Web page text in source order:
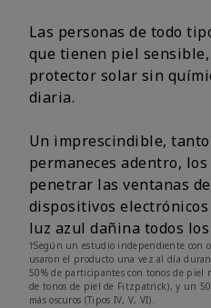
Las personas de todo
que tienen piel
protector solar sin
diaria.
Un imprescindible,
permaneces adentro,
penetrar las ventanas
dispositivos
luz azul dañina todos los
†Según un estudio independiente con
usaron el producto una vez al día
50% de participantes con tonos de piel
de tonos de piel de Fitzpatrick), y un
más oscuros (Tipos IV, V, VI).